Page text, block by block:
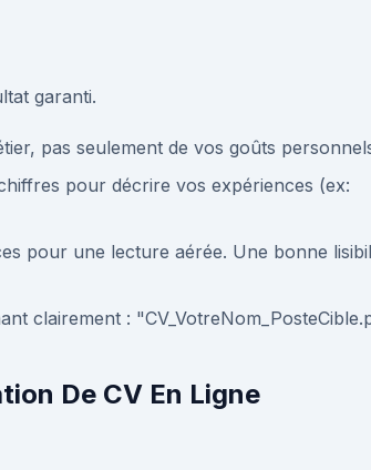
garanti.
pas seulement de vos goûts
pour décrire vos expériences (ex:
pour une lecture aérée. Une bonne
clairement :
De CV En Ligne